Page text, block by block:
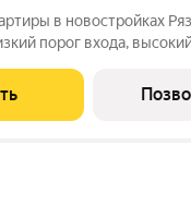
в новостройках
порог входа,
Бизнес,
к городу и